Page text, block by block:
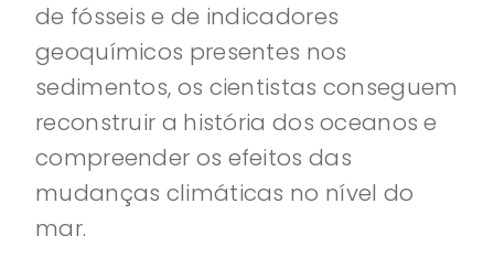
de fósseis e de indicadores
geoquímicos presentes nos
sedimentos, os cientistas conseguem
reconstruir a história dos oceanos e
compreender os efeitos das
mudanças climáticas no nível do
mar.